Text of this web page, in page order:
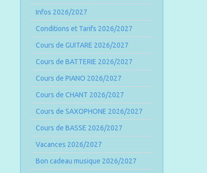
Infos 2026/2027
Conditions et Tarifs 2026/2027
Cours de GUITARE 2026/2027
Cours de BATTERIE 2026/2027
Cours de PIANO 2026/2027
Cours de CHANT 2026/2027
Cours de SAXOPHONE 2026/2027
Cours de BASSE 2026/2027
Vacances 2026/2027
Bon cadeau musique 2026/2027